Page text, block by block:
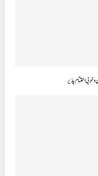
وخوبی اختتام پذیر